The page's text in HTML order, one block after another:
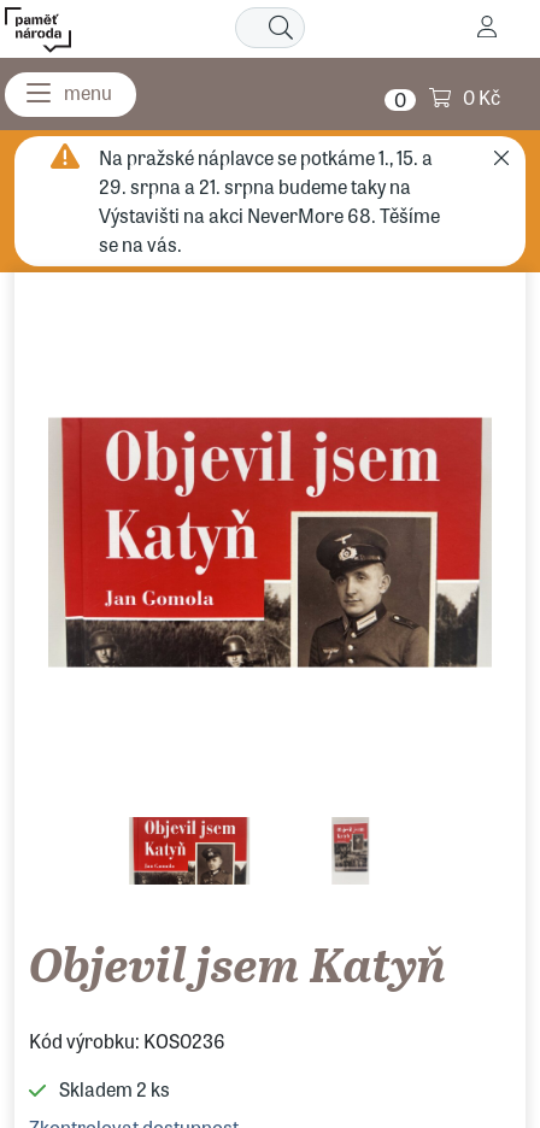
0 0 Kč
Na pražské náplavce se potkáme 1., 15. a
29. srpna a 21. srpna budeme taky na
Výstavišti na akci NeverMore 68. Těšíme
se na vás.
Objevil jsem Katyň
Kód výrobku: KOS0236
Skladem 2 ks